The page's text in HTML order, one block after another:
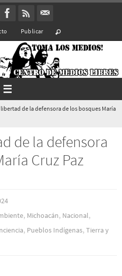
Publicar
libertad de la defensora de los bosques María
de la defensora
Cruz Paz
, Michoacán, Nacional,
, Pueblos Indí­genas, Tierra y